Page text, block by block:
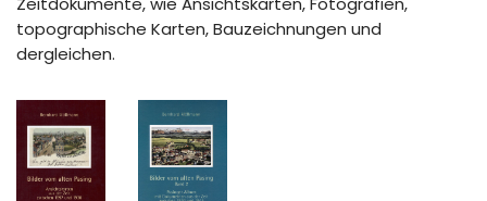
topographische Karten, Bauzeichnungen und
dergleichen.